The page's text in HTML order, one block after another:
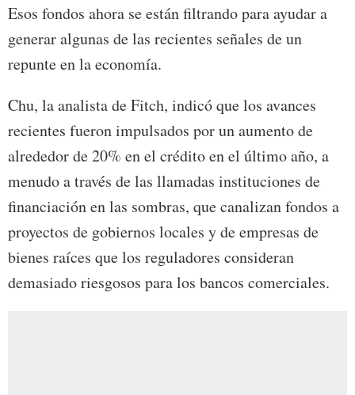
Esos fondos ahora se están filtrando para ayudar a
generar algunas de las recientes señales de un
repunte en la economía.
Chu, la analista de Fitch, indicó que los avances
recientes fueron impulsados por un aumento de
alrededor de 20% en el crédito en el último año, a
menudo a través de las llamadas instituciones de
financiación en las sombras, que canalizan fondos a
proyectos de gobiernos locales y de empresas de
bienes raíces que los reguladores consideran
demasiado riesgosos para los bancos comerciales.